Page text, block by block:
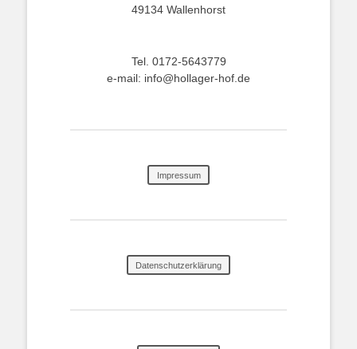
49134 Wallenhorst
Tel. 0172-5643779
e-mail: info@hollager-hof.de
Impressum
Datenschutzerklärung